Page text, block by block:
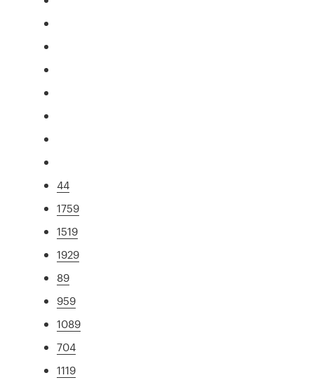
44
1759
1519
1929
89
959
1089
704
1119